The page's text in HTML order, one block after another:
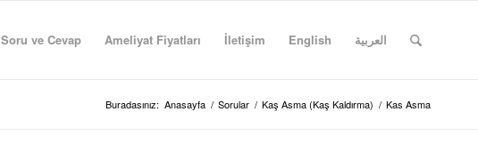
Soru ve Cevap Ameliyat Fiyatları İletişim English العربية
Buradasınız: Anasayfa / Sorular / Kaş Asma (Kaş Kaldırma) / Kas Asma